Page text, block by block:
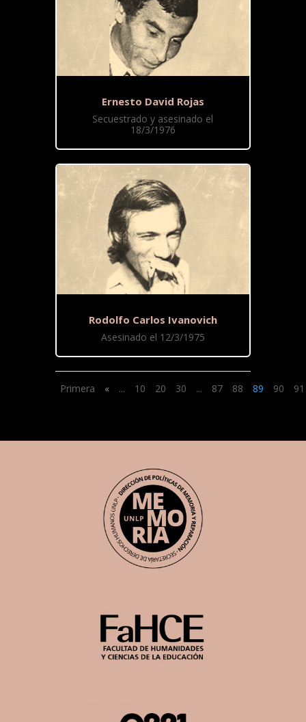
Ernesto David Rojas
Secuestrado y asesinado el
18/3/1976
Rodolfo Carlos Ivanovich
Asesinado el 12/3/1975
Primera « ... 10 20 30 ... 87 88 89 90 91